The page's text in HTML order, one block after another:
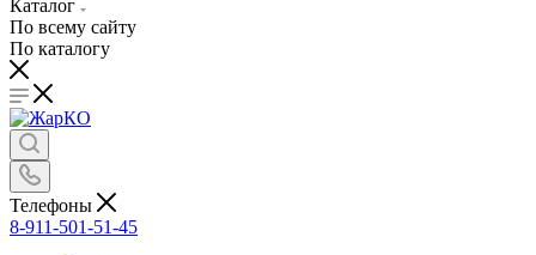
Каталог
По всему сайту
По каталогу
Телефоны
8-911-501-51-45